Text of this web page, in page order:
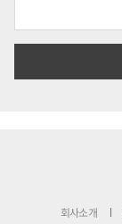
회사소개